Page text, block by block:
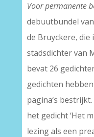
Voor permanente
debuutbundel
de Bruyckere, die
stadsdichter van
bevat 26
gedichten
pagina’s
het gedicht ‘Het
lezing als een